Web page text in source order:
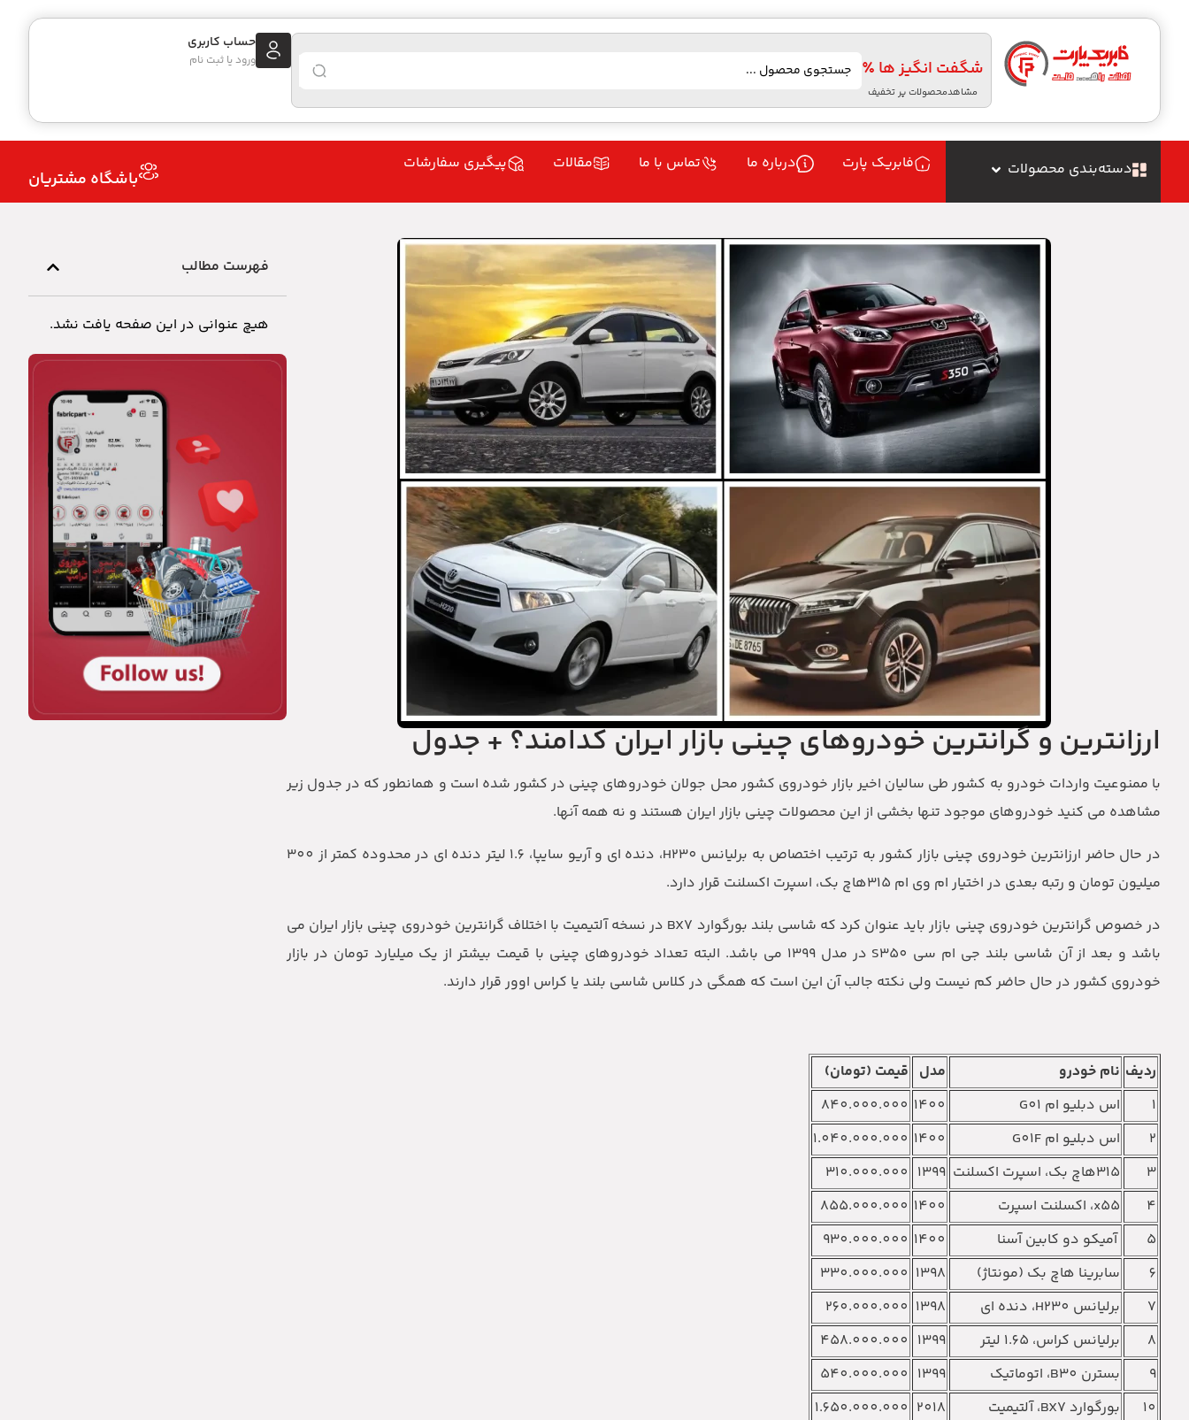
شگفت انگیز ها ٪
مشاهدمحصولات پر تخفیف
حساب کاربری
ورود یا ثبت نام
دسته‌بندی محصولات فابریک پارت درباره ما تماس با ما مقالات پیگیری سفارشات
باشگاه مشتریان
ارزانترین و گرانترین خودروهای چینی بازار ایران کدامند؟ + جدول
با ممنوعیت واردات خودرو به کشور طی سالیان اخیر بازار خودروی کشور محل جولان خودروهای چینی در کشور شده است و همانطور که در جدول زیر
مشاهده می کنید خودروهای موجود تنها بخشی از این محصولات چینی بازار ایران هستند و نه همه آنها.
در حال حاضر ارزانترین خودروی چینی بازار کشور به ترتیب اختصاص به برلیانس H230‏، دنده ای و آریو سایپا‏، 1.6 لیتر دنده ای در محدوده کمتر از 300
میلیون تومان و رتبه بعدی در اختیار ام وی ام 315هاچ بک‏، اسپرت اکسلنت قرار دارد.
در خصوص گرانترین خودروی چینی بازار باید عنوان کرد که شاسی بلند بورگوارد BX7‏ در نسخه آلتیمیت با اختلاف گرانترین خودروی چینی بازار ایران می
باشد و بعد از آن شاسی بلند جی ام سی S350 در مدل 1399 می باشد. البته تعداد خودروهای چینی با قیمت بیشتر از یک میلیارد تومان در بازار
خودروی کشور در حال حاضر کم نیست ولی نکته جالب آن این است که همگی در کلاس شاسی بلند یا کراس اوور قرار دارند.
ردیف نام خودرو مدل قیمت (تومان)
1
اس دبلیو ام G01‏ 1400
840.000.000
2
اس دبلیو ام G01F 1400
1.040.000.000
3
315هاچ بک‏، اسپرت اکسلنت 1399
310.000.000
4
x55‏، اکسلنت اسپرت 1400
855.000.000
5
آمیکو دو کابین آسنا 1400
930.000.000
6
سابرینا هاچ بک (مونتاژ)‏ 1398
330.000.000
7
برلیانس H230‏، دنده ای 1398
260.000.000
8
برلیانس کراس‏، 1.65 لیتر 1399
458.000.000
9
بسترن B30‏، اتوماتیک 1399
540.000.000
10
بورگوارد BX7‏، آلتیمیت 2018
1.650.000.000
فهرست مطالب
هیچ عنوانی در این صفحه یافت نشد.